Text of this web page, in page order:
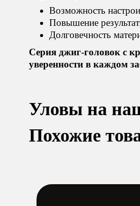
Возможность
Повышение
Долговечность
Серия джиг-головок с
уверенности в каждом
Уловы на
Похожие